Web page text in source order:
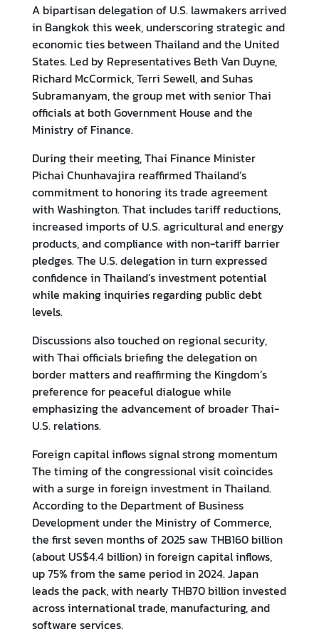
รู้
จั
ก
ไ
ต้
ห
วั
น
ไ
ท
ย
กั
บ
ไ
ต้
ห
วั
น
เ
ก
า
ะ
ก
ร
ะ
แ
ส
ไ
ต้
ห
วั
น
A bipartisan delegation of U.S. lawmakers arrived
in Bangkok this week, underscoring strategic and
economic ties between Thailand and the United
States. Led by Representatives Beth Van Duyne,
Richard McCormick, Terri Sewell, and Suhas
Subramanyam, the group met with senior Thai
officials at both Government House and the
Ministry of Finance.
During their meeting, Thai Finance Minister
Pichai Chunhavajira reaffirmed Thailand’s
commitment to honoring its trade agreement
with Washington. That includes tariff reductions,
increased imports of U.S. agricultural and energy
products, and compliance with non-tariff barrier
pledges. The U.S. delegation in turn expressed
confidence in Thailand’s investment potential
while making inquiries regarding public debt
levels.
Discussions also touched on regional security,
with Thai officials briefing the delegation on
border matters and reaffirming the Kingdom’s
preference for peaceful dialogue while
emphasizing the advancement of broader Thai-
U.S. relations.
Foreign capital inflows signal strong momentum
The timing of the congressional visit coincides
with a surge in foreign investment in Thailand.
According to the Department of Business
Development under the Ministry of Commerce,
the first seven months of 2025 saw THB160 billion
(about US$4.4 billion) in foreign capital inflows,
up 75% from the same period in 2024. Japan
leads the pack, with nearly THB70 billion invested
across international trade, manufacturing, and
software services.